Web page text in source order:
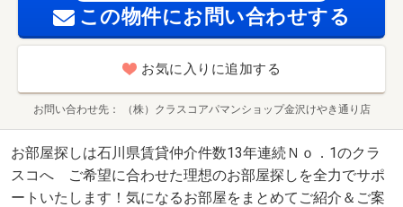
この物件にお問い合わせする
お気に入りに追加する
お問い合わせ先 （株）クラスコアパマンショップ金沢けやき通り店
お部屋探しは石川県賃貸仲介件数13年連続Ｎｏ．1のクラ
スコへ ご希望に合わせた理想のお部屋探しを全力でサポ
ートいたします！気になるお部屋をまとめてご紹介＆ご案